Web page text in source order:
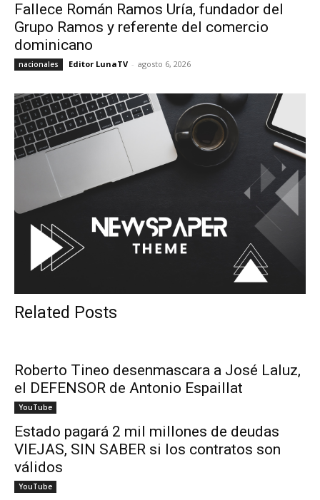
Fallece Román Ramos Uría, fundador del
Grupo Ramos y referente del comercio
dominicano
nacionales Editor LunaTV - agosto 6, 2026
Related Posts
Roberto Tineo desenmascara a José Laluz,
el DEFENSOR de Antonio Espaillat
YouTube
Estado pagará 2 mil millones de deudas
VIEJAS, SIN SABER si los contratos son
válidos
YouTube